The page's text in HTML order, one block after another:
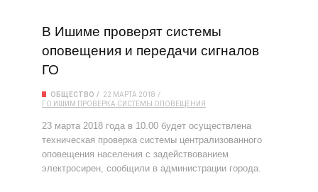
В Ишиме проверят системы
оповещения и передачи сигналов
ГО
ОБЩЕСТВО
22 МАРТА 2018
ГО ИШИМ ПРОВЕРКА СИСТЕМЫ ОПОВЕЩЕНИЯ
23 марта 2018 года в 10.00 будет осуществлена
техническая проверка системы централизованного
оповещения населения с задействованием
электросирен, сообщили в администрации города.